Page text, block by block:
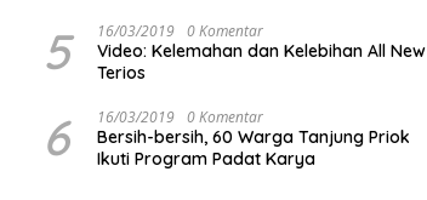
5 16/03/2019 0 Komentar
Video: Kelemahan dan Kelebihan All New
Terios
6 16/03/2019 0 Komentar
Bersih-bersih, 60 Warga Tanjung Priok
Ikuti Program Padat Karya